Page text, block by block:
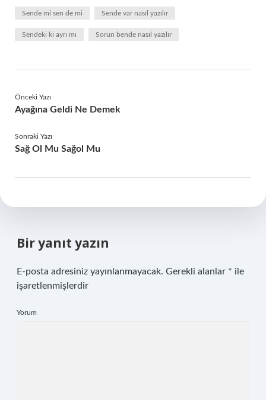
Sende mi sen de mi Sende var nasıl yazılır
Sendeki ki ayrı mı Sorun bende nasıl yazılır
Önceki Yazı
Ayağına Geldi Ne Demek
Sonraki Yazı
Sağ Ol Mu Sağol Mu
Bir yanıt yazın
E-posta adresiniz yayınlanmayacak. Gerekli alanlar * ile
işaretlenmişlerdir
Yorum